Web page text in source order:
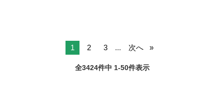
1 2 3 ... 次へ
全3424件中 1-50件表示